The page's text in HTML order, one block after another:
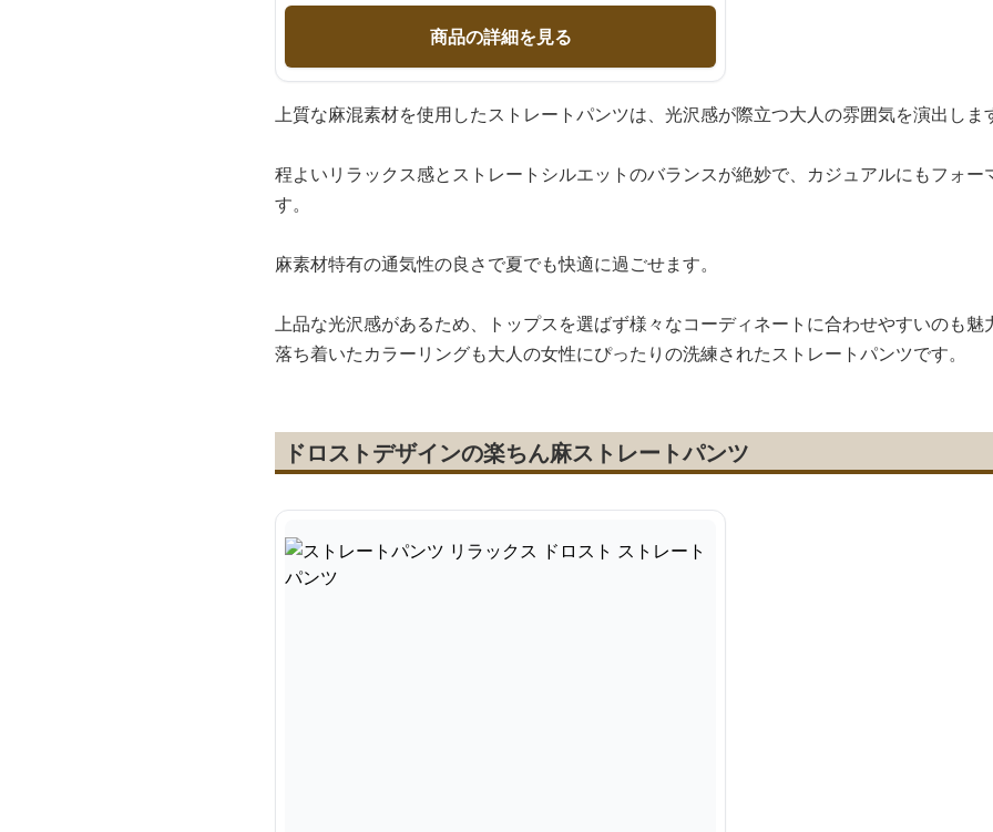
商品の詳細を見る
上質な麻混素材を使用したストレートパンツは、光沢感が際立つ大人の雰囲気を演出しま
程よいリラックス感とストレートシルエットのバランスが絶妙で、カジュアルにもフォ
す。
麻素材特有の通気性の良さで夏でも快適に過ごせます。
上品な光沢感があるため、トップスを選ばず様々なコーディネートに合わせやすいのも魅
落ち着いたカラーリングも大人の女性にぴったりの洗練されたストレートパンツです。
ドロストデザインの楽ちん麻ストレートパンツ